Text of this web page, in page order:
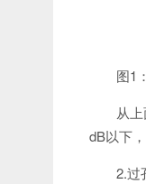
图1
从
dB以下
2.过